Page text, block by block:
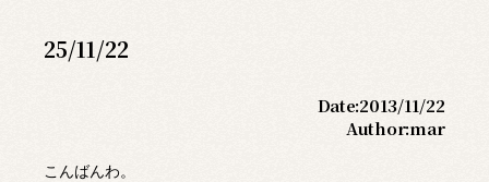
25/11/22
Date:2013/11/22
Author:mar
こんばんわ。